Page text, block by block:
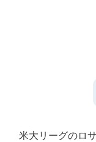
米大リーグのロ